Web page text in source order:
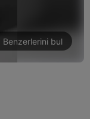
Benzerlerini bul